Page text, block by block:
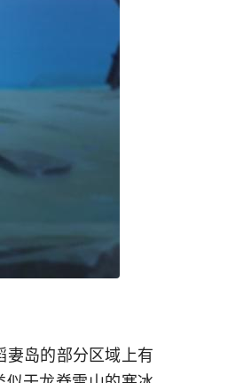
岛的部分区域上有